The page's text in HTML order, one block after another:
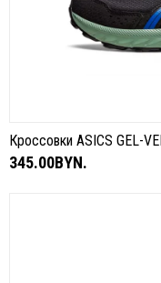
Кроссовки ASICS GEL-
345.00BYN.